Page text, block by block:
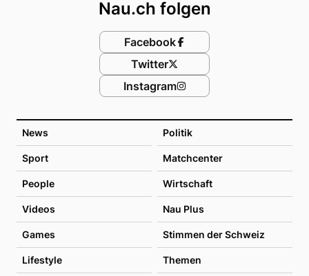
News Politik
Sport Matchcenter
People Wirtschaft
Videos Nau Plus
Games Stimmen der Schweiz
Lifestyle Themen
Nau.ch folgen
Facebook
Twitter
Instagram